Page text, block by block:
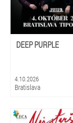
DEEP PURPLE
4.10.2026
Bratislava